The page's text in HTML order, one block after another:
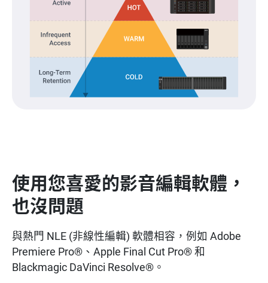
使用您喜愛的影音編輯軟體，
也沒問題
與熱門 NLE (非線性編輯) 軟體相容，例如 Adobe
Premiere Pro®、Apple Final Cut Pro® 和
Blackmagic DaVinci Resolve®。